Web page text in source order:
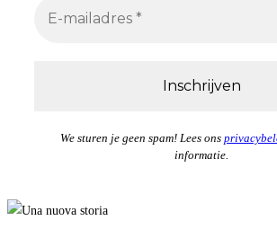
We sturen je geen spam! Lees ons
informatie.